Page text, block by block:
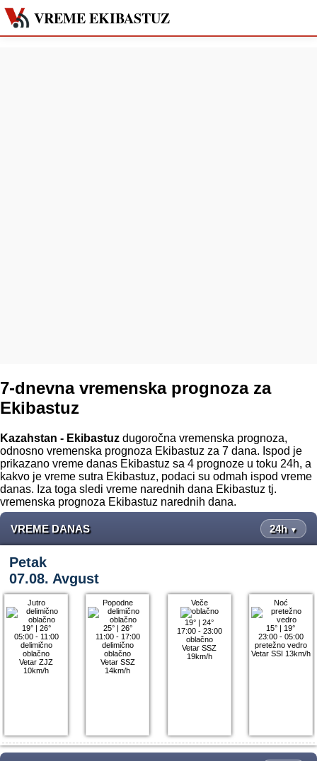
VREME EKIBASTUZ
7-dnevna vremenska prognoza za
Ekibastuz
Kazahstan - Ekibastuz dugoročna vremenska prognoza,
odnosno vremenska prognoza Ekibastuz za 7 dana. Ispod je
prikazano vreme danas Ekibastuz sa 4 prognoze u toku 24h, a
kakvo je vreme sutra Ekibastuz, podaci su odmah ispod vreme
danas. Iza toga sledi vreme narednih dana Ekibastuz tj.
vremenska prognoza Ekibastuz narednih dana.
VREME DANAS 24h ▼
Petak
07.08. Avgust
Jutro
19°| 26°
05:00 - 11:00
delimično
oblačno
Vetar ZJZ
10km/h
Popodne
25°| 26°
11:00 - 17:00
delimično
oblačno
Vetar SSZ
14km/h
Veče
19° |24°
17:00 - 23:00
oblačno
Vetar SSZ
19km/h
Noć
15° | 19°
23:00 - 05:00
pretežno vedro
Vetar SSI 13km/h